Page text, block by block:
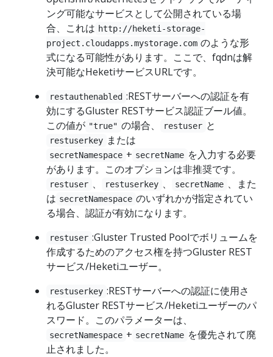
ング可能なサービスとして公開されている場
合、これは http://heketi-storage-
project.cloudapps.mystorage.com のような形
式になる可能性があります。ここで、fqdnは解
決可能なHeketiサービスURLです。
restauthenabled :RESTサーバーへの認証を有
効にするGluster RESTサービス認証ブール値。
この値が "true" の場合、 restuser と
restuserkey または
secretNamespace + secretName を入力する必要
があります。このオプションは非推奨です。
restuser 、 restuserkey 、 secretName 、また
は secretNamespace のいずれかが指定されてい
る場合、認証が有効になります。
restuser :Gluster Trusted Poolでボリュームを
作成するためのアクセス権を持つGluster REST
サービス/Heketiユーザー。
restuserkey :RESTサーバーへの認証に使用さ
れるGluster RESTサービス/Heketiユーザーのパ
スワード。このパラメーターは、
secretNamespace + secretName を優先されて廃
止されました。